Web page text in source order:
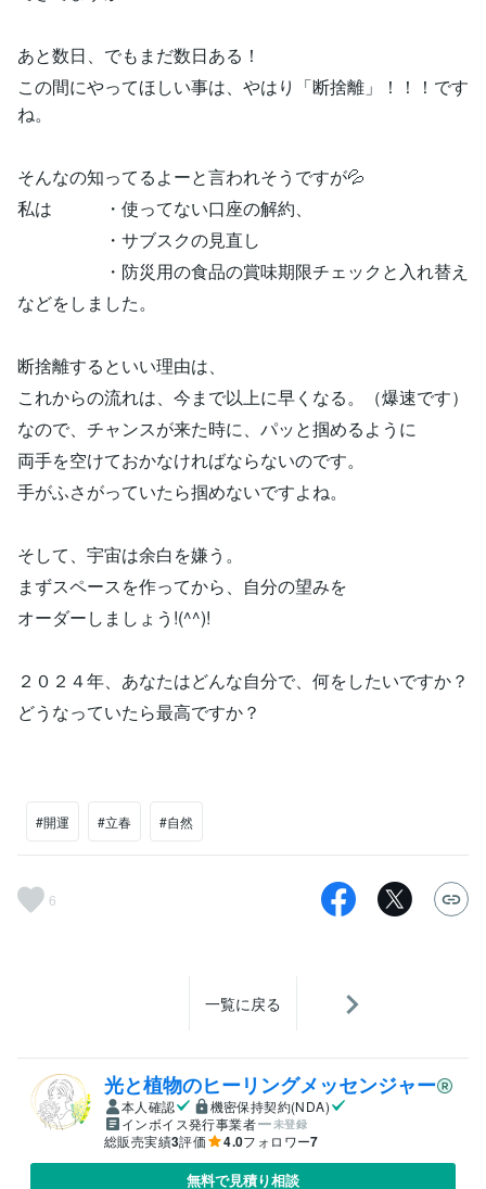
あと数日、でもまだ数日ある！
この間にやってほしい事は、やはり「断捨離」！！！です
ね。
そんなの知ってるよーと言われそうですが💦
私は ・使ってない口座の解約、
・サブスクの見直し
・防災用の食品の賞味期限チェックと入れ替え
などをしました。
断捨離するといい理由は、
これからの流れは、今まで以上に早くなる。（爆速です）
なので、チャンスが来た時に、パッと掴めるように
両手を空けておかなければならないのです。
手がふさがっていたら掴めないですよね。
そして、宇宙は余白を嫌う。
まずスペースを作ってから、自分の望みを
オーダーしましょう!(^^)!
２０２４年、あなたはどんな自分で、何をしたいですか？
どうなっていたら最高ですか？
#開運 #立春 #自然
6
一覧に戻る
光と植物のヒーリングメッセンジャー
本人確認
機密保持契約(NDA)
インボイス発行事業者
未登録
総販売実績3評価 4.0フォロワー7
無料で見積り相談